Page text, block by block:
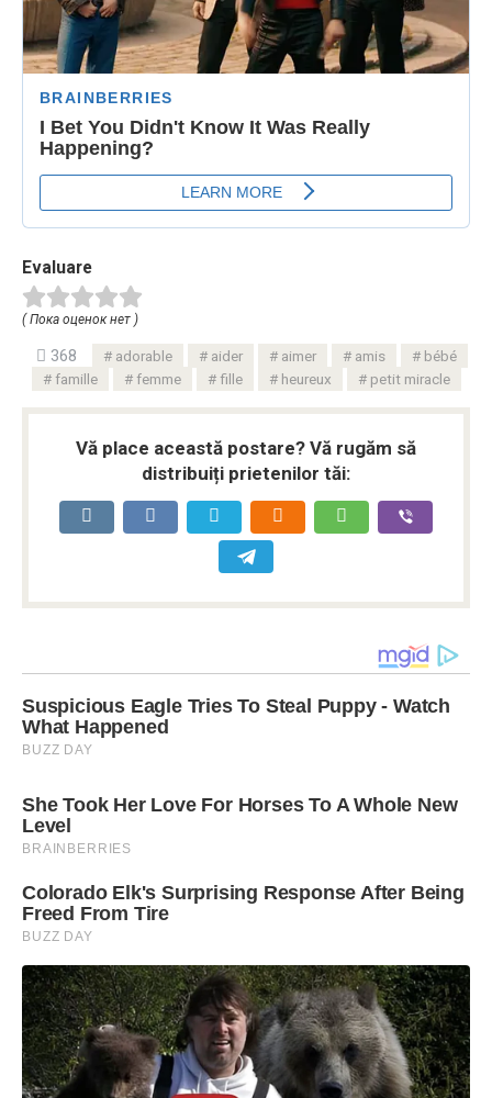
Evaluare
( Пока оценок нет )
368 adorable aider aimer amis
bébé
famille
femme fille heureux petit miracle
Vă place această postare? Vă rugăm să
distribuiți prietenilor tăi: